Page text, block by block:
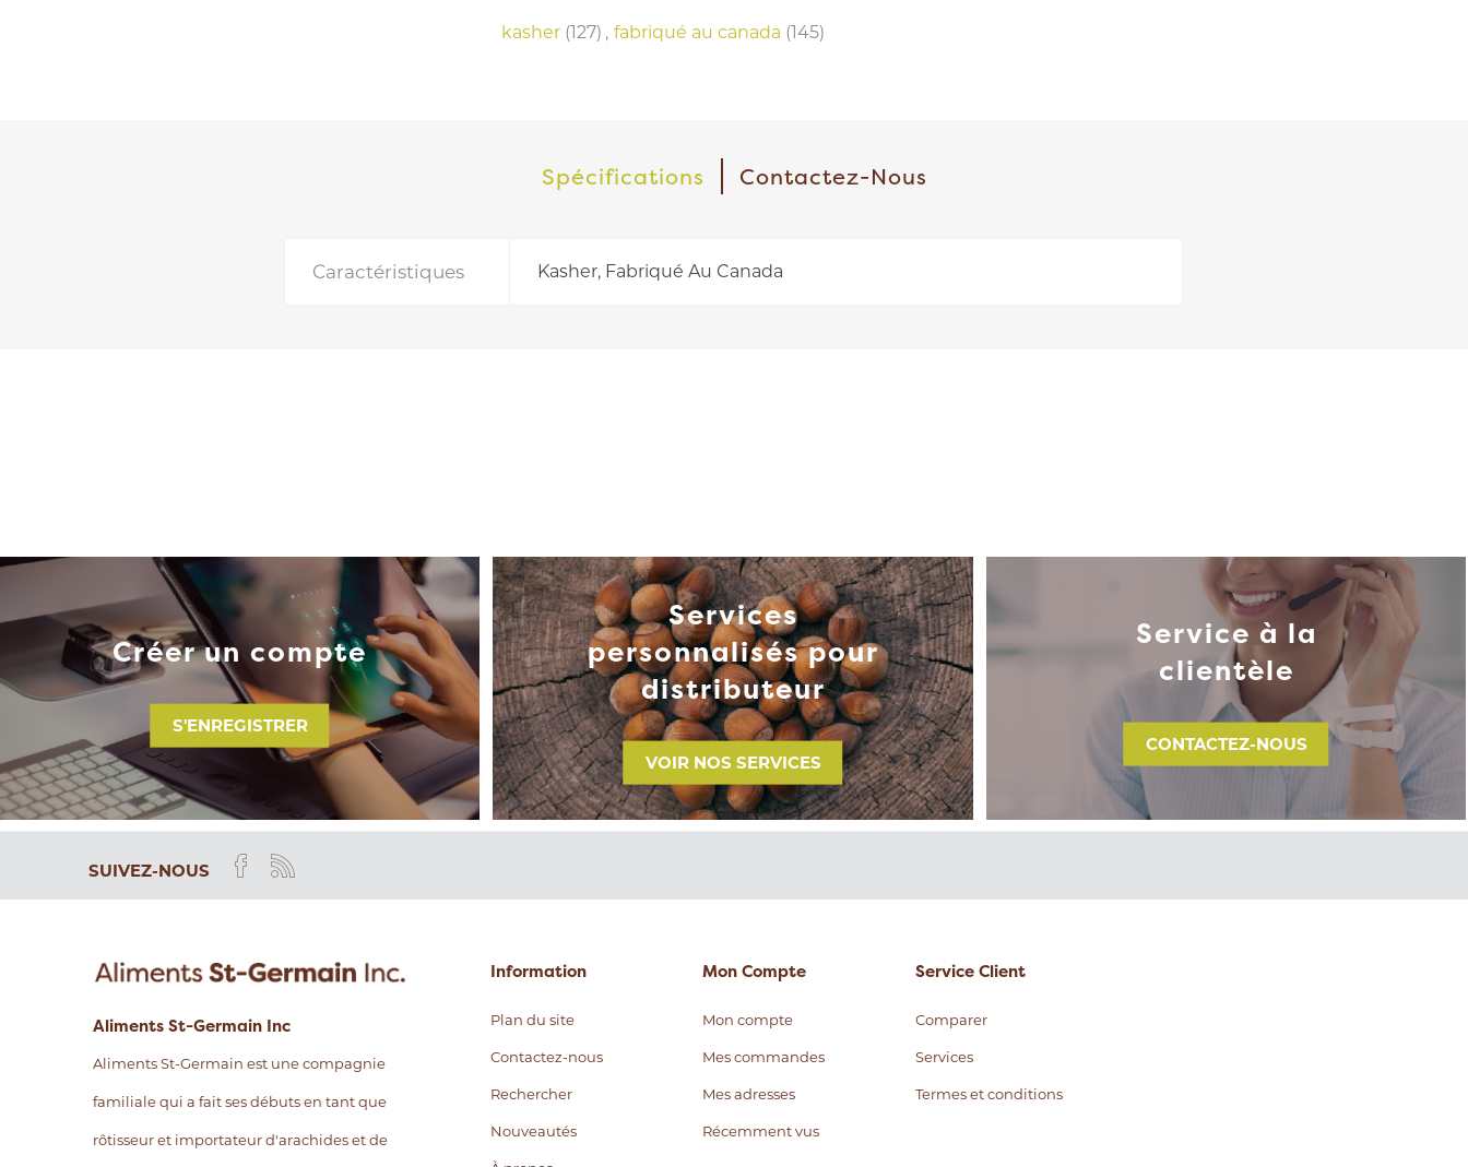
kasher (127) , fabriqué au canada (145)
Spécifications Contactez-Nous
Caractéristiques Kasher, Fabriqué Au Canada
Créer un compte
S'ENREGISTRER
Services
personnalisés pour
distributeur
VOIR NOS SERVICES
Service à la
clientèle
CONTACTEZ-NOUS
SUIVEZ-NOUS
Aliments St-Germain Inc
Aliments St-Germain est une compagnie
familiale qui a fait ses débuts en tant que
rôtisseur et importateur d'arachides et de
Information
Plan du site
Contactez-nous
Rechercher
Nouveautés
Mon Compte
Mon compte
Mes commandes
Mes adresses
Récemment vus
Service Client
Comparer
Services
Termes et conditions